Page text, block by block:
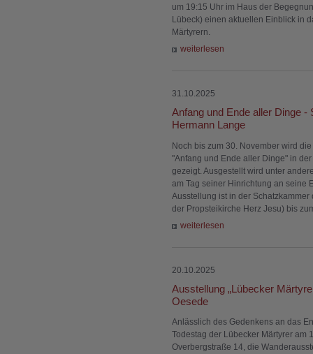
um 19:15 Uhr im Haus der
Lübeck) einen aktuellen Einblick in
Märtyrern.
weiterlesen
31.10.2025
Anfang und Ende aller Dinge
Hermann Lange
Noch bis zum 30. November wird
"Anfang und Ende aller Dinge" in
gezeigt. Ausgestellt wird unter
am Tag seiner Hinrichtung an seine
Ausstellung ist in der
der Propsteikirche Herz Jesu) bis
weiterlesen
20.10.2025
Ausstellung „Lübecker
Oesede
Anlässlich des Gedenkens an das
Todestag der Lübecker Märtyrer am
Overbergstraße 14, die